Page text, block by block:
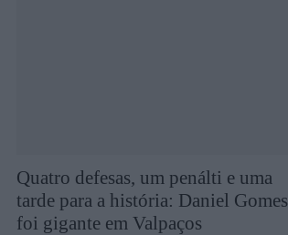
Quatro defesas, um penálti e uma
tarde para a história: Daniel Gomes
foi gigante em Valpaços